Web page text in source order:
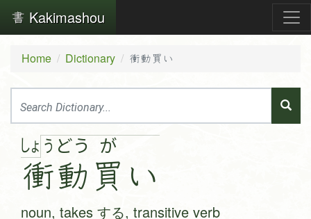
Kakimashou
Home Dictionary 衝動買い
しょ う
衝
どう
動
が
買 い
noun, takes する, transitive verb